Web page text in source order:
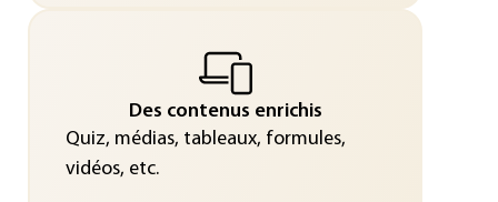
Des contenus enrichis
Quiz, médias, tableaux, formules,
vidéos, etc.